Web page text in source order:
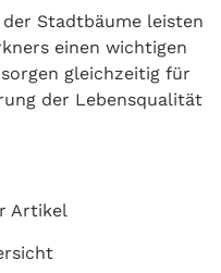
Stadtbäume leisten
einen wichtigen
gleichzeitig für
der Lebensqualität
Artikel